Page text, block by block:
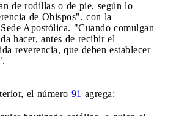
de rodillas o de pie, según lo
de Obispos", con la
Apostólica. "Cuando comulgan
hacer, antes de recibir el
reverencia, que deben establecer
el número 91 agrega: